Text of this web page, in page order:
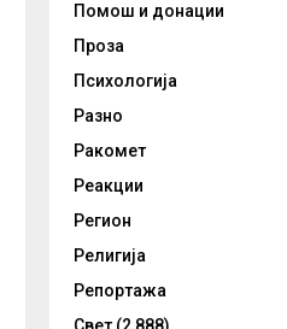
Помош и донации
Проза
Психологија
Разно
Ракомет
Реакции
Регион
Религија
Репортажа